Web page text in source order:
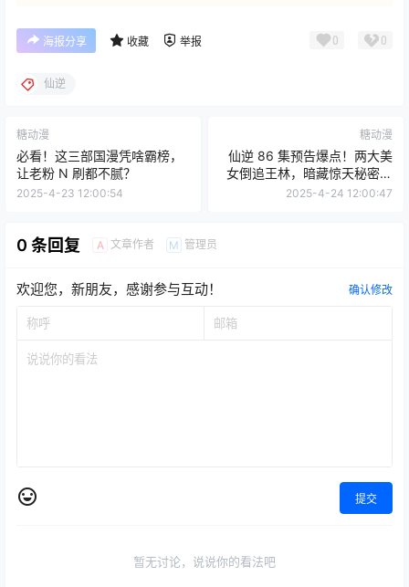
海报分享 收藏 举报 0 0
仙逆
糖动漫
必看！这三部国漫凭啥霸榜，
让老粉 N 刷都不腻？
2025-4-23 12:00:54
糖动漫
仙逆 86 集预告爆点！两大美
女倒追王林，暗藏惊天秘密助
男主逆袭
2025-4-24 12:00:47
0 条回复 A 文章作者 M 管理员
欢迎您，新朋友，感谢参与互动！ 确认修改
提交
暂无讨论，说说你的看法吧